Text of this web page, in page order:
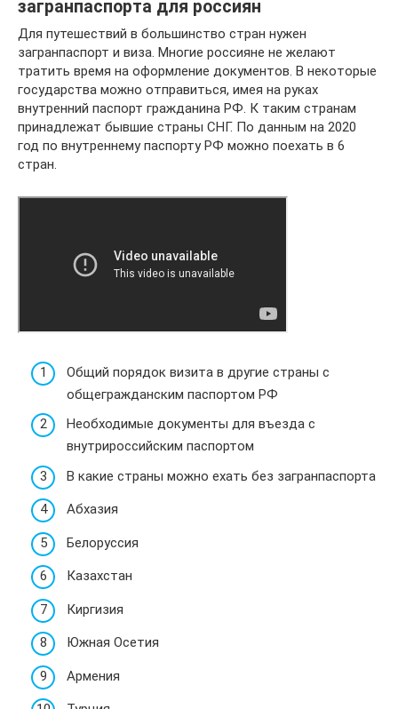
загранпаспорта для россиян
Для путешествий в большинство стран нужен
загранпаспорт и виза. Многие россияне не желают
тратить время на оформление документов. В некоторые
государства можно отправиться, имея на руках
внутренний паспорт гражданина РФ. К таким странам
принадлежат бывшие страны СНГ. По данным на 2020
год по внутреннему паспорту РФ можно поехать в 6
стран.
Общий порядок визита в другие страны с
общегражданским паспортом РФ
Необходимые документы для въезда с
внутрироссийским паспортом
В какие страны можно ехать без загранпаспорта
Абхазия
Белоруссия
Казахстан
Киргизия
Южная Осетия
Армения